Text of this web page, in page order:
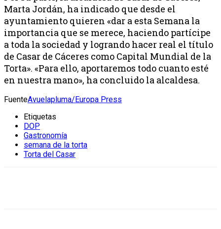
Marta Jordán, ha indicado que desde el
ayuntamiento quieren «dar a esta Semana la
importancia que se merece, haciendo partícipe
a toda la sociedad y logrando hacer real el título
de Casar de Cáceres como Capital Mundial de la
Torta». «Para ello, aportaremos todo cuanto esté
en nuestra mano», ha concluido la alcaldesa.
FuenteAvuelapluma/Europa Press
Etiquetas
DOP
Gastronomía
semana de la torta
Torta del Casar